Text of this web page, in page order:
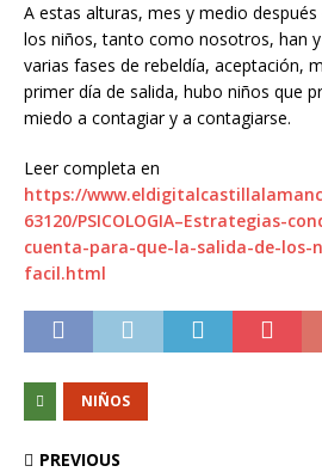
A estas alturas, mes y medio después
los niños, tanto como nosotros, han
varias fases de rebeldía, aceptación,
primer día de salida, hubo niños que
miedo a contagiar y a contagiarse.
Leer completa en
https://
63120/PSICOLOGIA–Estrategias-
cuenta-para-que-la-salida-de-los-
facil.html
NIÑOS
PREVIOUS